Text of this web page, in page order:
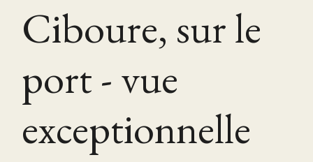
Ciboure, sur le
port - vue
exceptionnelle